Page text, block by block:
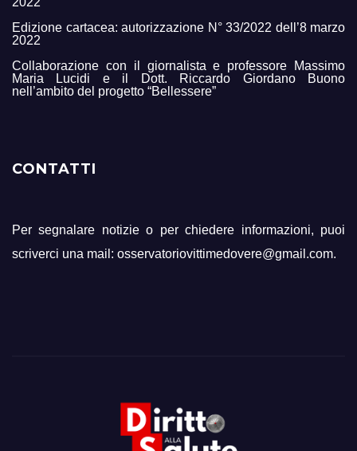
Edizione cartacea: autorizzazione N° 33/2022 dell’8 marzo
2022
Collaborazione con il giornalista e professore Massimo
Maria Lucidi e il Dott. Riccardo Giordano Buono
nell’ambito del progetto “Bellessere”
CONTATTI
Per segnalare notizie o per chiedere informazioni, puoi
scriverci una mail: osservatoriovittimedovere@gmail.com.